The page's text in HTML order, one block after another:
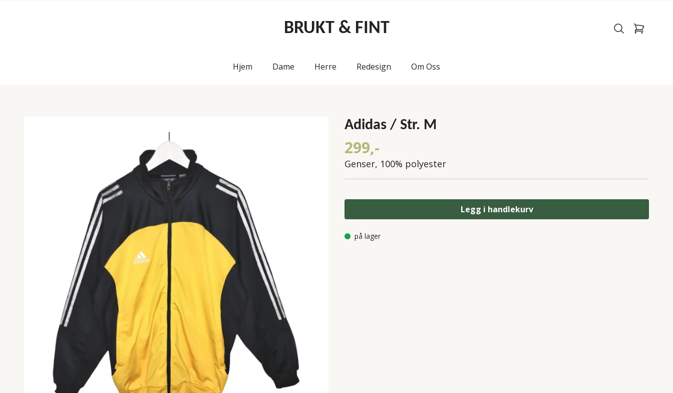
BRUKT & FINT
Hjem Dame Herre Redesign Om Oss
Adidas / Str. M
299,-
Genser, 100% polyester
Legg i handlekurv
på lager